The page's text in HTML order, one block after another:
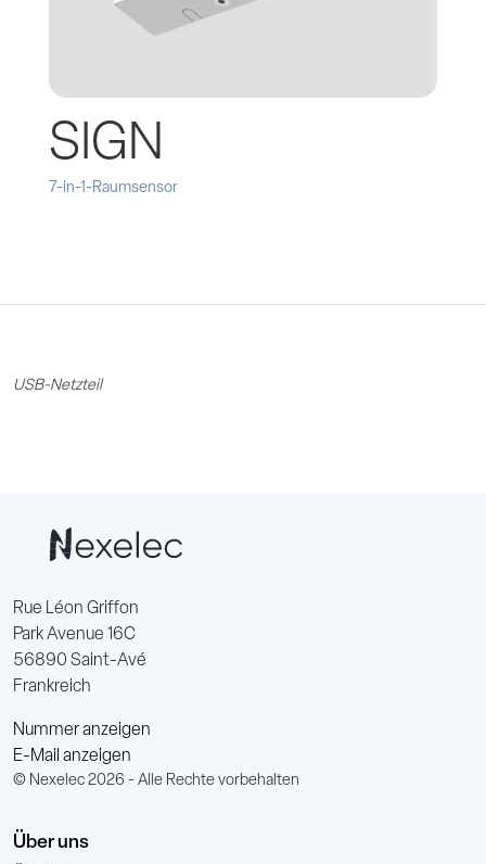
SIGN
7-in-1-Raumsensor
USB-Netzteil
Rue Léon Griffon
Park Avenue 16C
56890 Saint-Avé
Frankreich
Nummer anzeigen
E-Mail anzeigen
© Nexelec 2026 - Alle Rechte vorbehalten
Über uns